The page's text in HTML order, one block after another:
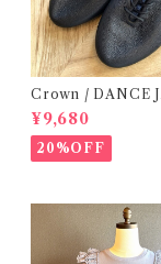
Crown / DANCE
2cm / 6:24-24,5 )
¥9,680
20%OFF